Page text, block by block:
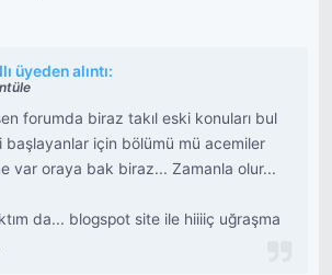
üyeden alıntı:
forumda biraz takıl eski konuları bul
başlayanlar için bölümü mü acemiler
var oraya bak biraz... Zamanla olur...
da... blogspot site ile hiiiiç uğraşma